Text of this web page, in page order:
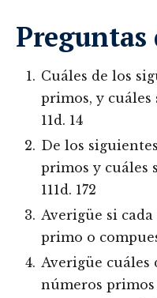
Preguntas
Cuáles de los
primos, y cuáles
11d. 14
De los
primos y cuáles
111d. 172
Averigüe si
primo o
Averigüe cuáles
números